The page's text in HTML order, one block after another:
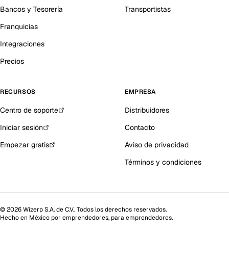
Bancos y Tesorería
Franquicias
Integraciones
Precios
Transportistas
RECURSOS
Centro de soporte
Iniciar sesión
Empezar gratis
EMPRESA
Distribuidores
Contacto
Aviso de privacidad
Términos y condiciones
©2026Wizerp S.A. de C.V.. Todos los derechos reservados.
Hecho en México por emprendedores, para emprendedores.